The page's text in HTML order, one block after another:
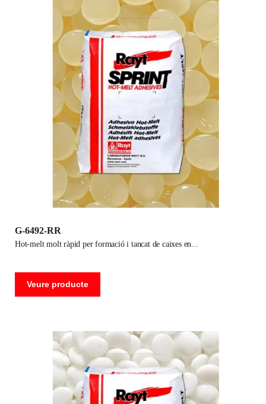
G-6492-RR
hot-melt molt ràpid per formació i tancat de caixes en
Veure producte